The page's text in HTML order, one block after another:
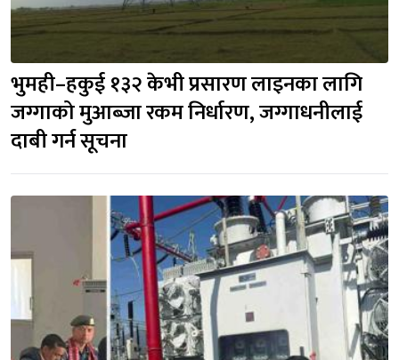
भुमही–हकुई १३२ केभी प्रसारण लाइनका लागि
जग्गाको मुआब्जा रकम निर्धारण, जग्गाधनीलाई
दाबी गर्न सूचना